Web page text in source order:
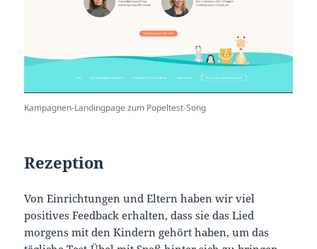
Kampagnen-Landingpage zum Popeltest-Song
Rezeption
Von Einrichtungen und Eltern haben wir viel
positives Feedback erhalten, dass sie das Lied
morgens mit den Kindern gehört haben, um das